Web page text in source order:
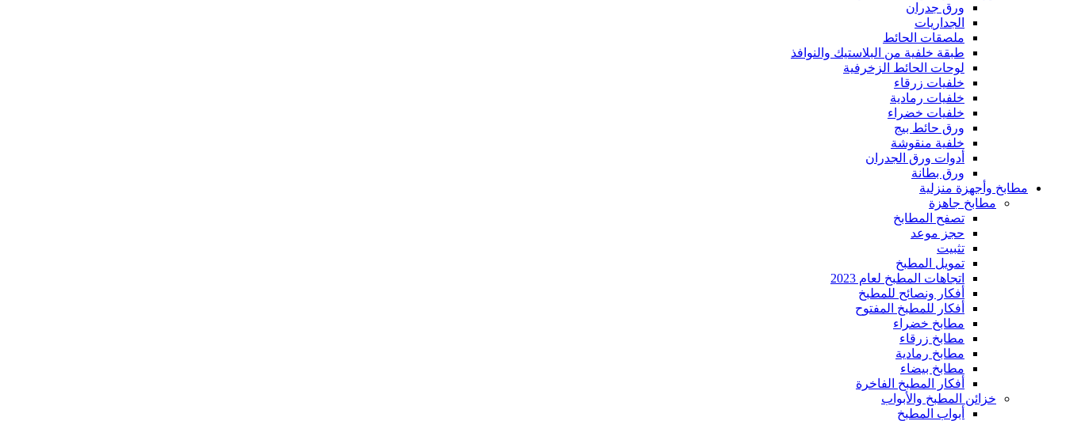
ورق جدران
الجداريات
ملصقات الحائط
طبقة خلفية من البلاستيك والنوافذ
لوحات الحائط الزخرفية
خلفيات زرقاء
خلفيات رمادية
خلفيات خضراء
ورق حائط بيج
خلفية منقوشة
أدوات ورق الجدران
ورق بطانة
مطابخ وأجهزة منزلية
مطابخ جاهزة
تصفح المطابخ
حجز موعد
تثبيت
تمويل المطبخ
اتجاهات المطبخ لعام 2023
أفكار ونصائح للمطبخ
أفكار للمطبخ المفتوح
مطابخ خضراء
مطابخ زرقاء
مطابخ رمادية
مطابخ بيضاء
أفكار المطبخ الفاخرة
خزائن المطبخ والأبواب
أبواب المطبخ